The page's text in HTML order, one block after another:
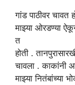
गांडपाठीवरचावत
माझ्या ओरडण्या
त
होती .
चावला . काकांनी
माझ्या नितंबांच्या